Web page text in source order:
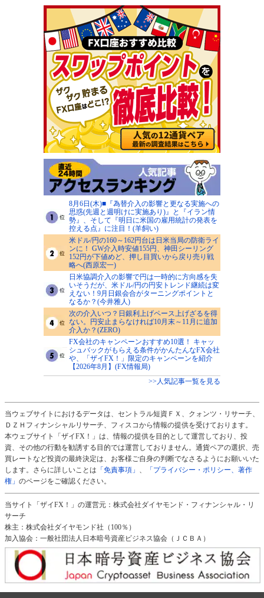
8月6日(木)■『為替介入の影響と更なる実施への
思惑(先週と週明けに実施あり)』と『イラン情
勢』、そして『明日に米国の雇用統計の発表を
控える点』に注目！(羊飼い)
米ドル/円の160～162円台は日米当局の防衛ライ
ンに！ GW介入時安値155円、神田シーリング
152円が下値めど、押し目買いから戻り売り戦
略へ(西原宏一)
日米協調介入の影響で円は一時的に方向感を失
いそうだが、米ドル/円の円安トレンド継続は変
えない！9月日銀会合がターニングポイントと
なるか？(今井雅人)
次の介入いつ？日銀利上げペース上げざるを得
ない。円安止まらなければ10月末～11月に追加
介入か？(ZERO)
FX会社のキャンペーンおすすめ10選！ キャッ
シュバックがもらえる条件がかんたんなFX会社
や、「ザイFX！」限定のキャンペーンを紹介
【2026年8月】(FX情報局)
>>人気記事一覧を見る
当ウェブサイトにおけるデータは、セントラル短資ＦＸ、クォンツ・リサーチ、
ＤＺＨフィナンシャルリサーチ、フィスコから情報の提供を受けております。
本ウェブサイト「ザイFX！」は、情報の提供を目的として運営しており、投
資、その他の行動を勧誘する目的では運営しておりません。通貨ペアの選択、売
買レートなど投資の最終決定は、お客様ご自身の判断でなさるようにお願いいた
します。さらに詳しいことは 「免責事項」 、
「プライバシー・ポリシー、著作
権」 のページをご確認ください。
当サイト「ザイFX！」の運営元：株式会社ダイヤモンド・フィナンシャル・リ
サーチ
株主：株式会社ダイヤモンド社（100％）
加入協会：一般社団法人日本暗号資産ビジネス協会（ＪＣＢＡ）